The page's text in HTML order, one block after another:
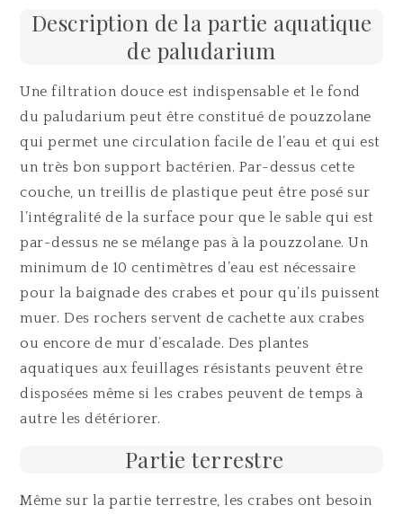
Description de la partie aquatique
de paludarium
Une filtration douce est indispensable et le fond
du paludarium peut être constitué de pouzzolane
qui permet une circulation facile de l’eau et qui est
un très bon support bactérien. Par-dessus cette
couche, un treillis de plastique peut être posé sur
l’intégralité de la surface pour que le sable qui est
par-dessus ne se mélange pas à la pouzzolane. Un
minimum de 10 centimètres d’eau est nécessaire
pour la baignade des crabes et pour qu’ils puissent
muer. Des rochers servent de cachette aux crabes
ou encore de mur d’escalade. Des plantes
aquatiques aux feuillages résistants peuvent être
disposées même si les crabes peuvent de temps à
autre les détériorer.
Partie terrestre
Même sur la partie terrestre, les crabes ont besoin